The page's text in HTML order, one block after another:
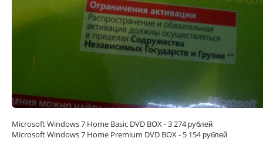
Microsoft Windows 7 Home Basic DVD BOX - 3 274 рублей
Microsoft Windows 7 Home Premium DVD BOX - 5 154 рублей